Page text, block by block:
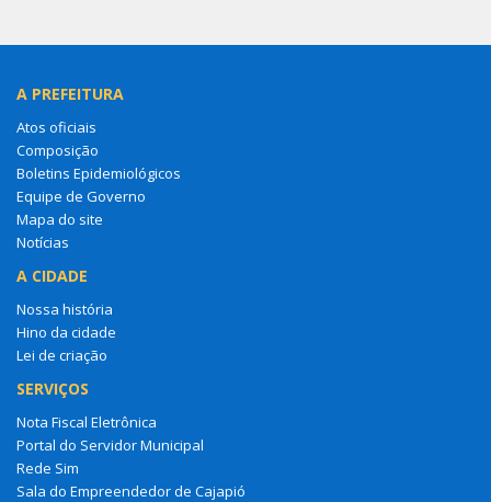
A PREFEITURA
Atos oficiais
Composição
Boletins Epidemiológicos
Equipe de Governo
Mapa do site
Notícias
A CIDADE
Nossa história
Hino da cidade
Lei de criação
SERVIÇOS
Nota Fiscal Eletrônica
Portal do Servidor Municipal
Rede Sim
Sala do Empreendedor de Cajapió